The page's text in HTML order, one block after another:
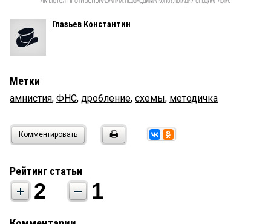
Глазьев Константин
Метки
амнистия, ФНС, дробление, схемы, методичка
Комментировать
Рейтинг статьи
2 1